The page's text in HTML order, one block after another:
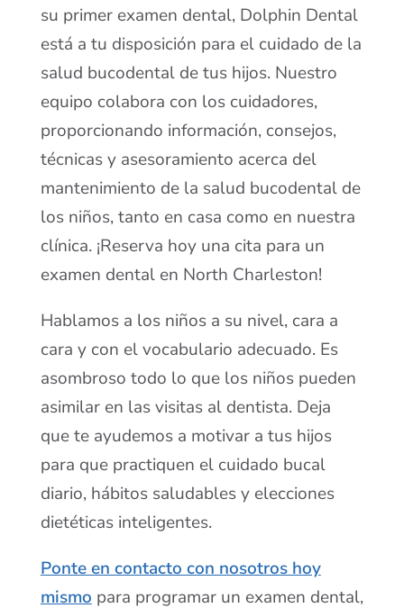
su primer examen dental, Dolphin Dental
está a tu disposición para el cuidado de la
salud bucodental de tus hijos. Nuestro
equipo colabora con los cuidadores,
proporcionando información, consejos,
técnicas y asesoramiento acerca del
mantenimiento de la salud bucodental de
los niños, tanto en casa como en nuestra
clínica. ¡Reserva hoy una cita para un
examen dental en North Charleston!
Hablamos a los niños a su nivel, cara a
cara y con el vocabulario adecuado. Es
asombroso todo lo que los niños pueden
asimilar en las visitas al dentista. Deja
que te ayudemos a motivar a tus hijos
para que practiquen el cuidado bucal
diario, hábitos saludables y elecciones
dietéticas inteligentes.
Ponte en contacto con nosotros hoy
mismopara programar un examen dental,